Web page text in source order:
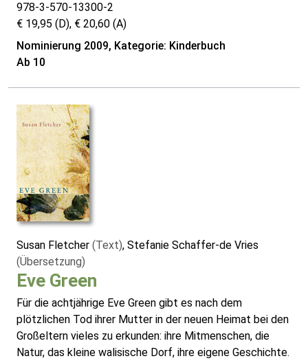
978-3-570-13300-2
€ 19,95 (D), € 20,60 (A)
Nominierung 2009, Kategorie: Kinderbuch
Ab 10
Susan Fletcher (Text), Stefanie Schaffer-de Vries
(Übersetzung)
Eve Green
Für die achtjährige Eve Green gibt es nach dem
plötzlichen Tod ihrer Mutter in der neuen Heimat bei den
Großeltern vieles zu erkunden: ihre Mitmenschen, die
Natur, das kleine walisische Dorf, ihre eigene Geschichte.